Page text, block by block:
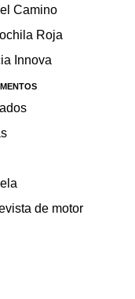
Camino
Roja
Innova
de motor